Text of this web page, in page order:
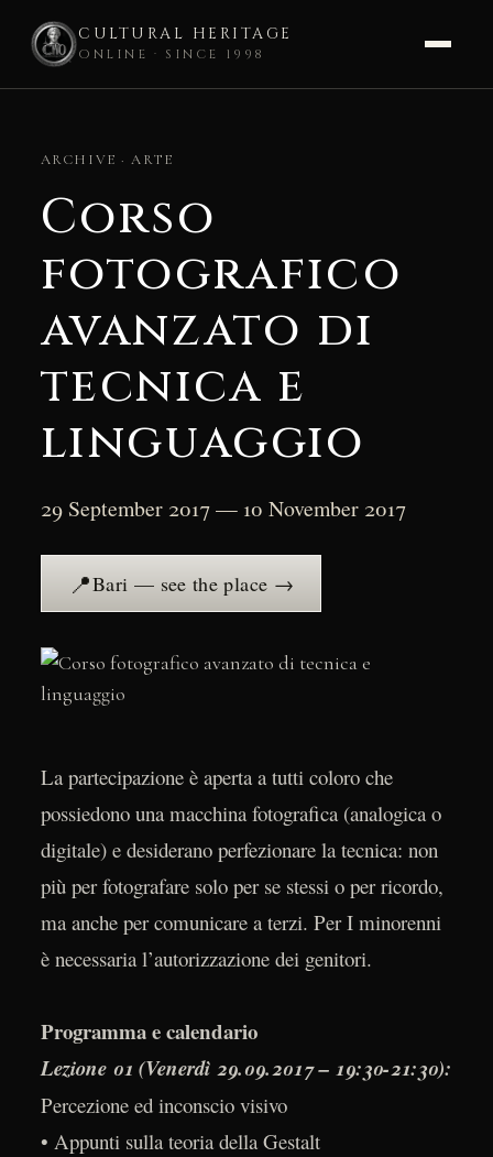
CULTURAL HERITAGE
ONLINE · SINCE 1998
contentARCHIVE · ARTE
Corso
fotografico
avanzato di
tecnica e
linguaggio
29 September 2017 — 10 November 2017
📍Bari — see the place →
La partecipazione è aperta a tutti coloro che
possiedono una macchina fotografica (analogica o
digitale) e desiderano perfezionare la tecnica: non
più per fotografare solo per se stessi o per ricordo,
ma anche per comunicare a terzi. Per I minorenni
è necessaria l’autorizzazione dei genitori.
Programma e calendario
Lezione 01 (Venerdì 29.09.2017 – 19:30-21:30):
Percezione ed inconscio visivo
• Appunti sulla teoria della Gestalt